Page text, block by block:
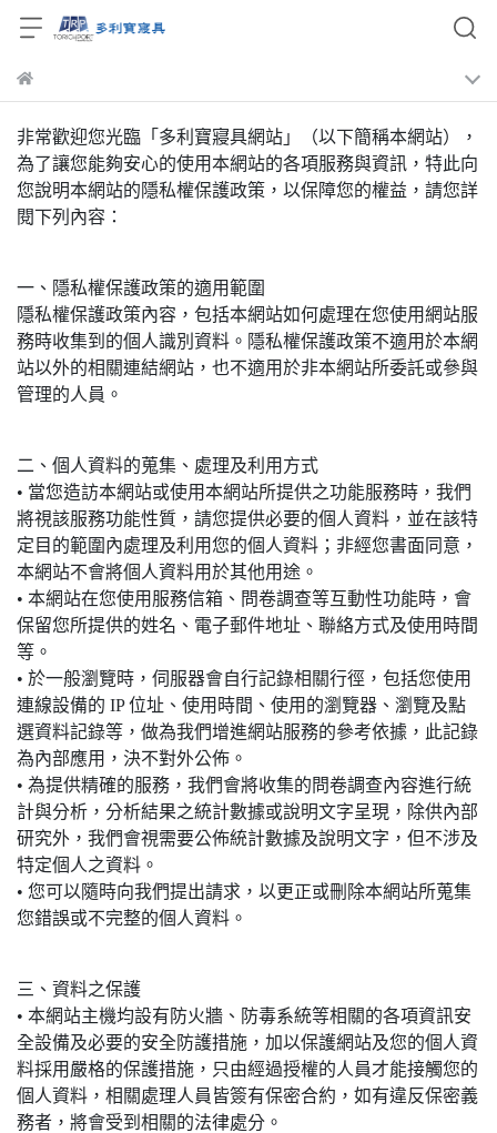
非常歡迎您光臨「多利寶寢具網站」（以下簡稱本網站），
為了讓您能夠安心的使用本網站的各項服務與資訊，特此向
您說明本網站的隱私權保護政策，以保障您的權益，請您詳
閱下列內容：
一、隱私權保護政策的適用範圍
隱私權保護政策內容，包括本網站如何處理在您使用網站服
務時收集到的個人識別資料。隱私權保護政策不適用於本網
站以外的相關連結網站，也不適用於非本網站所委託或參與
管理的人員。
二、個人資料的蒐集、處理及利用方式
• 當您造訪本網站或使用本網站所提供之功能服務時，我們
將視該服務功能性質，請您提供必要的個人資料，並在該特
定目的範圍內處理及利用您的個人資料；非經您書面同意，
本網站不會將個人資料用於其他用途。
• 本網站在您使用服務信箱、問卷調查等互動性功能時，會
保留您所提供的姓名、電子郵件地址、聯絡方式及使用時間
等。
• 於一般瀏覽時，伺服器會自行記錄相關行徑，包括您使用
連線設備的 IP 位址、使用時間、使用的瀏覽器、瀏覽及點
選資料記錄等，做為我們增進網站服務的參考依據，此記錄
為內部應用，決不對外公佈。
• 為提供精確的服務，我們會將收集的問卷調查內容進行統
計與分析，分析結果之統計數據或說明文字呈現，除供內部
研究外，我們會視需要公佈統計數據及說明文字，但不涉及
特定個人之資料。
• 您可以隨時向我們提出請求，以更正或刪除本網站所蒐集
您錯誤或不完整的個人資料。
三、資料之保護
• 本網站主機均設有防火牆、防毒系統等相關的各項資訊安
全設備及必要的安全防護措施，加以保護網站及您的個人資
料採用嚴格的保護措施，只由經過授權的人員才能接觸您的
個人資料，相關處理人員皆簽有保密合約，如有違反保密義
務者，將會受到相關的法律處分。